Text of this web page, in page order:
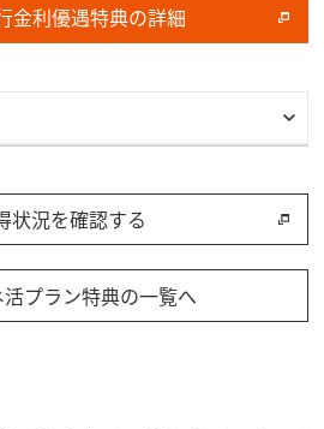
金利優遇特典の詳細
状況を確認する
プラン特典の一覧へ